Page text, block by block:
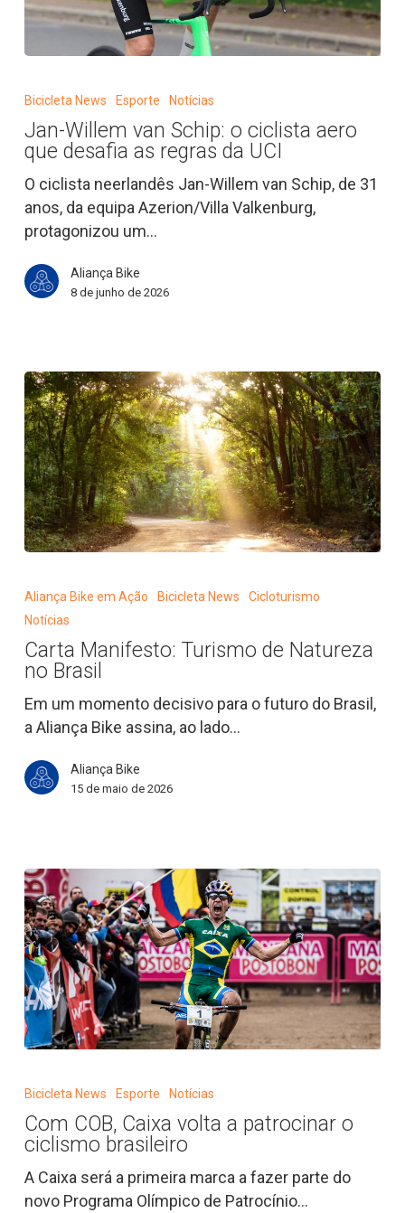
Schip:
o
ciclista
aero
que
as
regras
Bicicleta News Esporte Notícias
Jan-Willem van Schip: o ciclista aero
que desafia as regras da UCI
O ciclista neerlandês Jan-Willem van Schip, de 31
anos, da equipa Azerion/Villa Valkenburg,
protagonizou um…
Aliança Bike
8 de junho de 2026
Manifesto:
Turismo
Natureza
no
Brasil
Aliança Bike em Ação Bicicleta News
Cicloturismo
Notícias
Carta Manifesto: Turismo de Natureza
no Brasil
Em um momento decisivo para o futuro do Brasil,
a Aliança Bike assina, ao lado…
Aliança Bike
15 de maio de 2026
volta
a
patrocinar
o
Bicicleta News Esporte Notícias
Com COB, Caixa volta a patrocinar o
ciclismo brasileiro
A Caixa será a primeira marca a fazer parte do
novo Programa Olímpico de Patrocínio…